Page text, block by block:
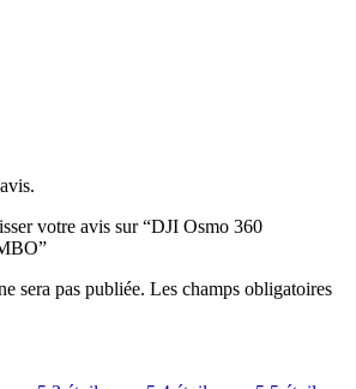
votre avis sur “DJI Osmo 360
sera pas publiée. Les champs obligatoires